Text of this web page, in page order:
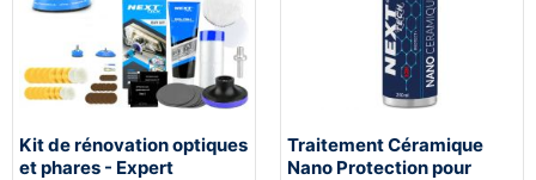
Kit de rénovation optiques
et phares - Expert
Traitement Céramique
Nano Protection pour